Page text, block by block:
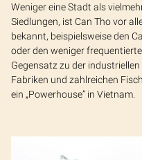
Weniger eine Stadt als
Siedlungen, ist Can Tho vor
bekannt, beispielsweise den
oder den weniger
Gegensatz zu der
Fabriken und zahlreichen
ein „Powerhouse” in Vietnam.